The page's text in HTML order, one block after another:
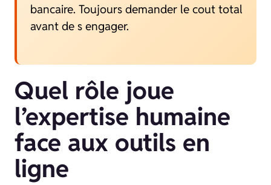
bancaire. Toujours demander le cout total
avant de s engager.
Quel rôle joue
l’expertise humaine
face aux outils en
ligne